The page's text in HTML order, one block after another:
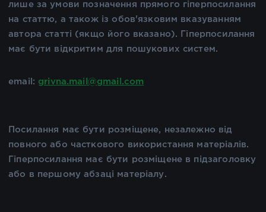
лише за умови позначення прямого гіперпосилання
на статтю, а також із обов'язковим вказуванням
автора статті (якщо його вказано). Гіперпосилання
має бути відкритим для пошукових систем.
email: grivna.mail@gmail.com
Посилання має бути розміщене, незалежно від
повного або часткового використання матеріалів.
Гіперпосилання має бути розміщене в підзаголовку
або в першому абзаці матеріалу.